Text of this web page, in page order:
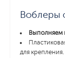
Воблеры
Выполняем
для крепления.